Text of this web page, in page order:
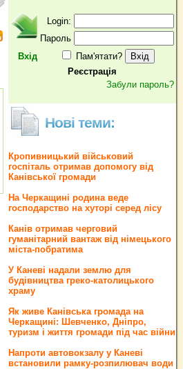
Вхід
Login:
Пароль
Пам'ятати?
Реєстрація
Забули пароль?
Нові теми:
Кропивницький військовий
госпіталь отримав допомогу від
Канівської громади
На Черкащині родина веде
господарство на хуторі серед лісу
Канів отримав черговий
гуманітарний вантаж від німецького
міста-побратима
У Каневі надали землю для
будівництва греко‐католицького
храму
Як живе Канівська громада на
Черкащині: Шевченко, Дніпро,
туризм і життя громади під час війни
Напроти автовокзалу у Каневі
встановили рамку-розпилювач води